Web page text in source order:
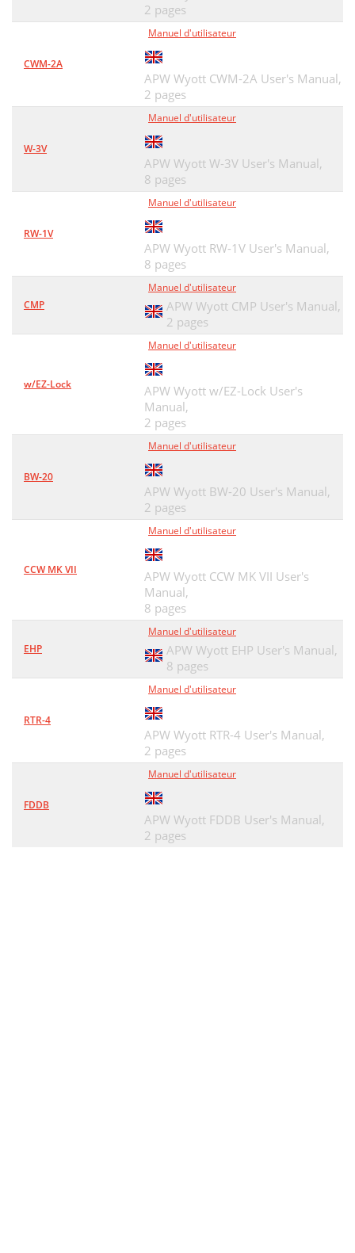
2 pages
CWM-2A
Manuel d'utilisateur
APW Wyott CWM-2A User's Manual,
2 pages
W-3V
Manuel d'utilisateur
APW Wyott W-3V User's Manual,
8 pages
RW-1V
Manuel d'utilisateur
APW Wyott RW-1V User's Manual,
8 pages
CMP
Manuel d'utilisateur
APW Wyott CMP User's Manual,
2 pages
w/EZ-Lock
Manuel d'utilisateur
APW Wyott w/EZ-Lock User's
Manual,
2 pages
BW-20
Manuel d'utilisateur
APW Wyott BW-20 User's Manual,
2 pages
CCW MK VII
Manuel d'utilisateur
APW Wyott CCW MK VII User's
Manual,
8 pages
EHP
Manuel d'utilisateur
APW Wyott EHP User's Manual,
8 pages
RTR-4
Manuel d'utilisateur
APW Wyott RTR-4 User's Manual,
2 pages
FDDB
Manuel d'utilisateur
APW Wyott FDDB User's Manual,
2 pages